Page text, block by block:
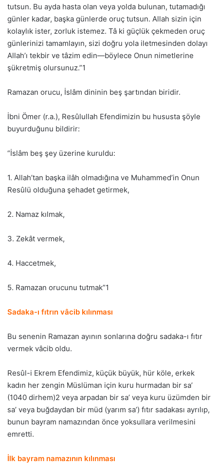
tutsun. Bu ayda hasta olan veya yolda bulunan, tutamadığı
günler kadar, başka günlerde oruç tutsun. Allah sizin için
kolaylık ister, zorluk istemez. Tâ ki güçlük çekmeden oruç
günlerinizi tamamlayın, sizi doğru yola iletmesinden dolayı
Allah’ı tekbir ve tâzim edin—böylece Onun nimetlerine
şükretmiş olursunuz.”1
Ramazan orucu, İslâm dininin beş şartından biridir.
İbni Ömer (r.a.), Resûlullah Efendimizin bu hususta şöyle
buyurduğunu bildirir:
“İslâm beş şey üzerine kuruldu:
1. Allah’tan başka ilâh olmadığına ve Muhammed’in Onun
Resûlü olduğuna şehadet getirmek,
2. Namaz kılmak,
3. Zekât vermek,
4. Haccetmek,
5. Ramazan orucunu tutmak”1
Sadaka-ı fıtrın vâcib kılınması
Bu senenin Ramazan ayının sonlarına doğru sadaka-ı fıtır
vermek vâcib oldu.
Resûl-i Ekrem Efendimiz, küçük büyük, hür köle, erkek
kadın her zengin Müslüman için kuru hurmadan bir sa’
(1040 dirhem)2 veya arpadan bir sa’ veya kuru üzümden bir
sa’ veya buğdaydan bir müd (yarım sa’) fıtır sadakası ayrılıp,
bunun bayram namazından önce yoksullara verilmesini
emretti.
İlk bayram namazının kılınması